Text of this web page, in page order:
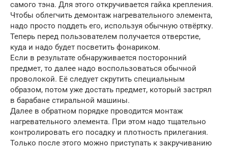
самого тэна. Для этого откручивается гайка крепления.
Чтобы облегчить демонтаж нагревательного элемента,
надо просто поддеть его, используя обычную отвёртку.
Теперь перед пользователем получается отверстие,
куда и надо будет посветить фонариком.
Если в результате обнаруживается посторонний
предмет, то далее надо воспользоваться обычной
проволокой. Её следует скрутить специальным
образом, потом уже достать предмет, который застрял
в барабане стиральной машины.
Далее в обратном порядке проводится монтаж
нагревательного элемента. При этом надо тщательно
контролировать его посадку и плотность прилегания.
Только после этого можно приступать к закручиванию